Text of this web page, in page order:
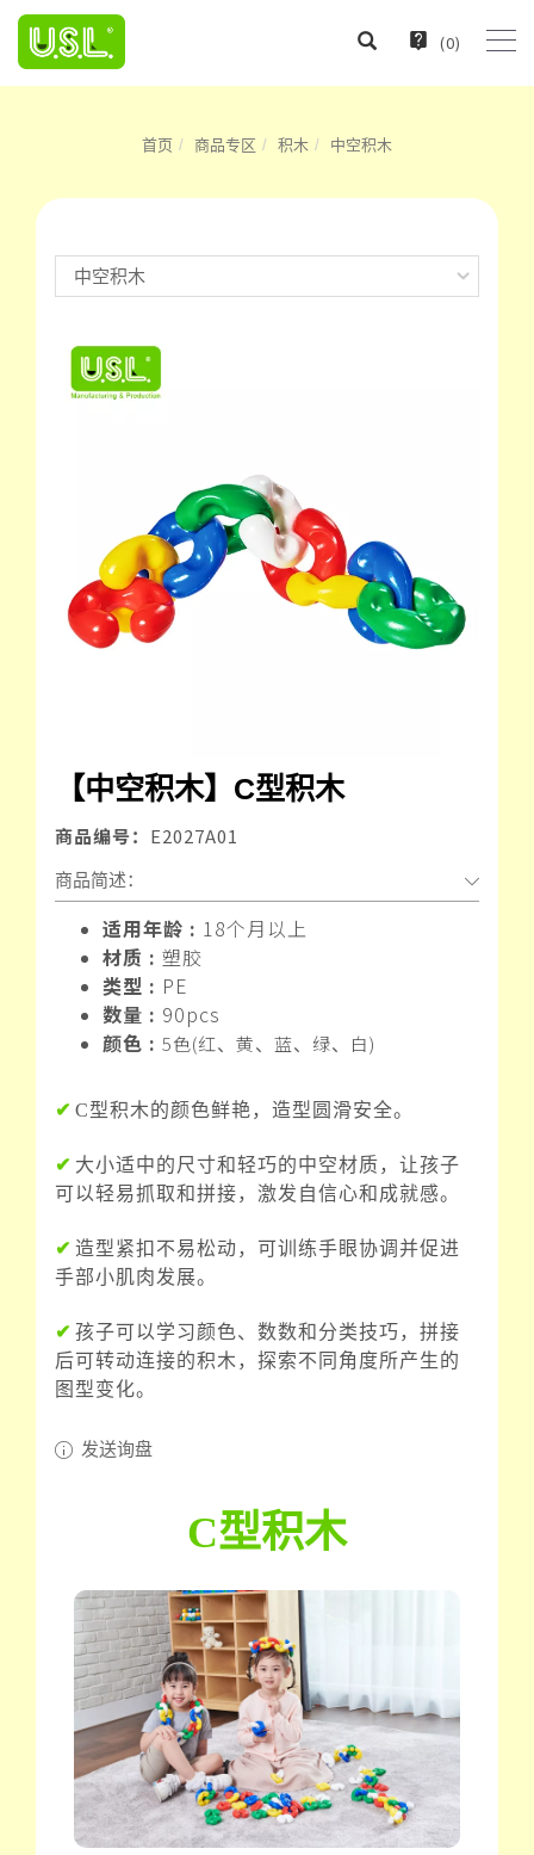
(0)
首页 商品专区 积木 中空积木
【中空积木】C型积木
商品编号： E2027A01
商品简述：
适用年龄 : 18个月以上
材质 : 塑胶
类型 : PE
数量 : 90pcs
颜色 : 5色(红、 黄、 蓝、 绿、 白)
✔ C型积木的颜色鲜艳，造型圆滑安全。
✔ 大小适中的尺寸和轻巧的中空材质，让孩子
可以轻易抓取和拼接，激发自信心和成就感。
✔ 造型紧扣不易松动，可训练手眼协调并促进
手部小肌肉发展。
✔ 孩子可以学习颜色、数数和分类技巧，拼接
后可转动连接的积木，探索不同角度所产生的
图型变化。
发送询盘
C型积木